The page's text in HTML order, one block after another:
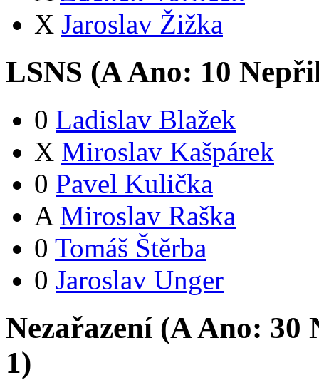
X Jaroslav Žižka
LSNS (AAno: 10
0 Ladislav Blažek
X Miroslav Kašpárek
0 Pavel Kulička
A Miroslav Raška
0 Tomáš Štěrba
0 Jaroslav Unger
Nezařazení (AAno: 30
1)